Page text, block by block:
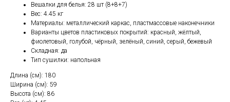
Вешалки для белья: 28 шт (8+8+7)
Вес: 4.45 кг
Материалы: металлический каркас, пластмассовые наконечники
Варианты цветов пластиковых покрытий: красный, жёлтый,
фиолетовый, голубой, чёрный, зелёный, синий, серый, бежевый
Складная: да
Тип сушилки: напольная
Длина (см): 180
Ширина (см): 59
Высота (см): 86